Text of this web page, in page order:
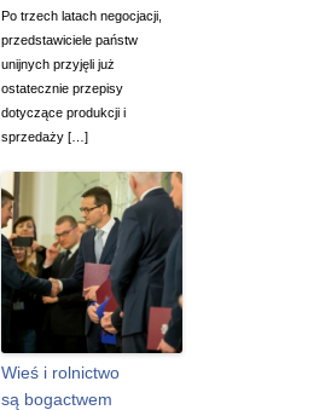
Po trzech latach negocjacji,
przedstawiciele państw
unijnych przyjęli już
ostatecznie przepisy
dotyczące produkcji i
sprzedaży […]
Wieś i rolnictwo
są bogactwem